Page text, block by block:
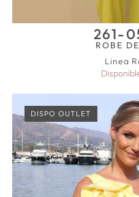
261-
ROBE
Linea
DISPO OUTLET